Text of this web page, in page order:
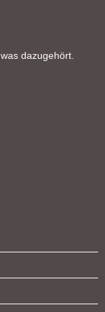
dazugehört.